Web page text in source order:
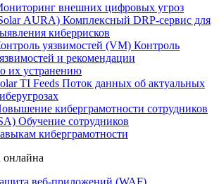
внешних цифровых угроз
AURA) Комплексный DRP-сервис для
киберрисков
уязвимостей (VM) Контроль
и рекомендации
их устранению
TI Feeds Поток данных об актуальных
киберграмотности сотрудников
Обучение сотрудников
киберграмотности
онлайна
веб-приложений (WAF)